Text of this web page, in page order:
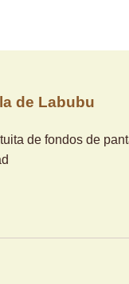
de Labubu
de fondos de